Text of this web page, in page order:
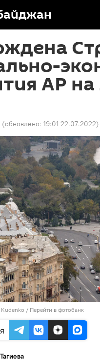
АР
(обновлено: 19:01 22.07.2022)
/ Перейти в фотобанк